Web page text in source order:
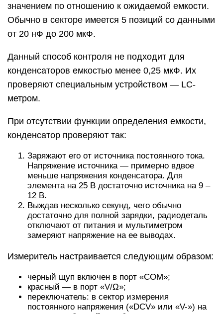
значением по отношению к ожидаемой емкости.
Обычно в секторе имеется 5 позиций со данными
от 20 нФ до 200 мкФ.
Данный способ контроля не подходит для
конденсаторов емкостью менее 0,25 мкФ. Их
проверяют специальным устройством — LC-
метром.
При отсутствии функции определения емкости,
конденсатор проверяют так:
Заряжают его от источника постоянного тока.
Напряжение источника — примерно вдвое
меньше напряжения конденсатора. Для
элемента на 25 В достаточно источника на 9 –
12 В.
Выждав несколько секунд, чего обычно
достаточно для полной зарядки, радиодеталь
отключают от питания и мультиметром
замеряют напряжение на ее выводах.
Измеритель настраивается следующим образом:
черный щуп включен в порт «COM»;
красный — в порт «V/Ω»;
переключатель: в сектор измерения
постоянного напряжения («DCV» или «V-») на